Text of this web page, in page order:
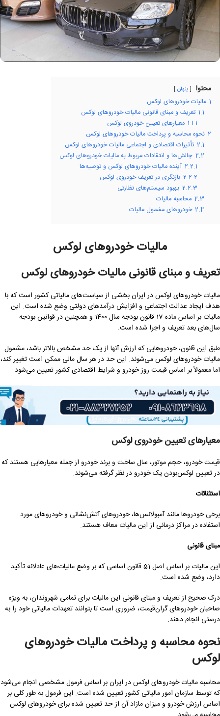
محتوا پنهان
1 مالیات خودروهای لوکس
1.1 تعریف و مبنای قانونی مالیات خودروهای لوکس
1.1.1 معیارهای تعیین خودروی لوکس
2 نحوه محاسبه و پرداخت مالیات خودروهای لوکس
2.1 تأثیرات اقتصادی و اجتماعی مالیات خودروهای لوکس
2.2 چالش‌ها و انتقادات مربوط به مالیات خودروهای لوکس
2.2.1 آینده مالیات خودروهای لوکس و توصیه‌ها
2.2.2 بازنگری در تعریف خودروی لوکس
2.2.3 بهبود سیستم‌های نظارتی
2.3 محاسبه مالیات
2.4 خودروهای مشمول مالیات
مالیات خودروهای لوکس
تعریف و مبنای قانونی مالیات خودروهای لوکس
مالیات خودروهای لوکس در ایران بخشی از سیاست‌های مالیاتی کشور است که با
هدف ایجاد عدالت اجتماعی و افزایش درآمدهای دولتی وضع شده است. این
مالیات بر اساس ماده 17 قانون بودجه سال 1400 و همچنین در قوانین بودجه
سال‌های بعد تعریف و اجرا شده است.
طبق این قانون، خودروهایی که ارزش آنها از یک حد مشخص بالاتر باشد، مشمول
مالیات خودروهای لوکس می‌شوند. این حد در هر سال مالی ممکن است تغییر کند،
اما معمولاً بر اساس قیمت روز خودرو و شرایط اقتصادی کشور تعیین می‌شود.
معیارهای تعیین خودروی لوکس
قیمت خودرو، حجم موتور، سال ساخت و برند خودرو از جمله معیارهایی هستند که
در تعیین لوکس‌بودن یک خودرو در نظر گرفته می‌شوند.
استثنائات
برخی خودروها مانند آمبولانس‌ها، خودروهای آتش‌نشانی و خودروهای مورد
استفاده در مراکز درمانی از این مالیات معاف هستند.
مبنای قانونی
این مالیات بر اساس اصل 51 قانون اساسی که بر وضع مالیات‌های عادلانه تأکید
دارد، وضع شده است.
درک صحیح از تعریف و مبنای قانونی این مالیات برای تمامی شهروندان، به ویژه
صاحبان خودروهای گران‌قیمت، ضروری است تا بتوانند تعهدات مالیاتی خود را به
درستی انجام دهند.
نحوه محاسبه و پرداخت مالیات خودروهای
لوکس
محاسبه مالیات خودروهای لوکس در ایران بر اساس فرمول مشخصی انجام می‌شود
که توسط سازمان امور مالیاتی کشور تعیین شده است. این فرمول به طور کلی بر
اساس ارزش خودرو و میزان مازاد آن از حد تعیین شده برای خودروهای لوکس